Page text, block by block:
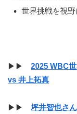
世界挑戦を視
▶▶ 2025 WBC
vs 井上拓真
▶▶ 坪井智也さ